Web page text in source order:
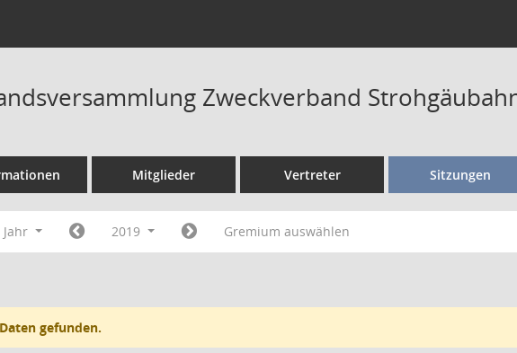
Zweckverband
Mitglieder Vertreter Sitzungen
Jahr 2019 Gremium auswählen
gefunden.